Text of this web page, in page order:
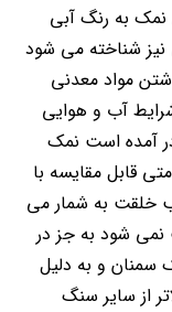
نمک به رنگ آبی
نیز شناخته می شود
مواد معدنی
آب و هوایی
آمده است نمک
قابل مقایسه با
خلقت به شمار می
شود به جز در
سمنان و به دلیل
از سایر سنگ